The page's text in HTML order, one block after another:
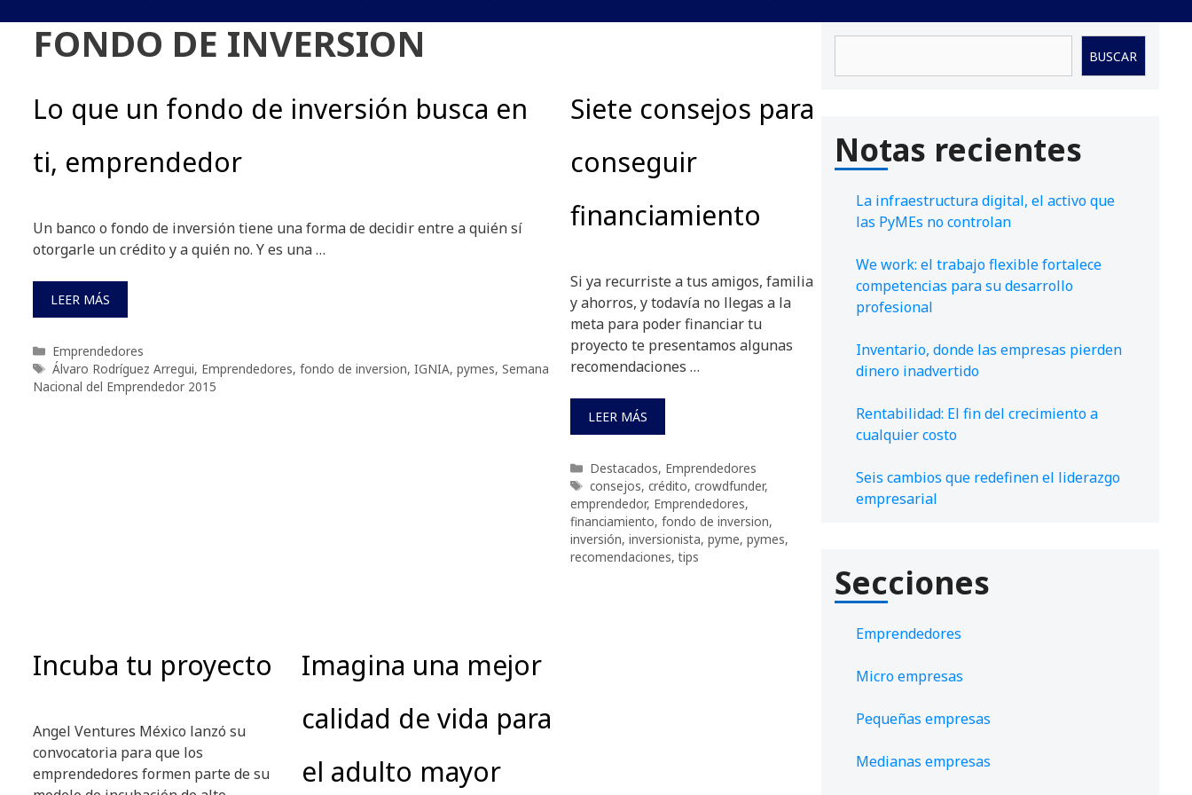
FONDO DE INVERSION
Lo que un fondo de inversión busca en
ti, emprendedor
Un banco o fondo de inversión tiene una forma de decidir entre a quién sí
otorgarle un crédito y a quién no. Y es una …
LEER MÁS
Categorías
Emprendedores
Etiquetas
Álvaro Rodríguez Arregui, Emprendedores, fondo de inversion, IGNIA, pymes, Semana
Nacional del Emprendedor 2015
Siete consejos para
conseguir
financiamiento
Si ya recurriste a tus amigos, familia
y ahorros, y todavía no llegas a la
meta para poder financiar tu
proyecto te presentamos algunas
recomendaciones …
LEER MÁS
Categorías
Destacados, Emprendedores
Etiquetas
consejos, crédito, crowdfunder,
emprendedor, Emprendedores,
financiamiento, fondo de inversion,
inversión, inversionista, pyme, pymes,
recomendaciones,tips
Incuba tu proyecto
Angel Ventures México lanzó su
convocatoria para que los
emprendedores formen parte de su
Imagina una mejor
calidad de vida para
el adulto mayor
BUSCAR
Notas recientes
La infraestructura digital, el activo que
las PyMEs no controlan
We work: el trabajo flexible fortalece
competencias para su desarrollo
profesional
Inventario, donde las empresas pierden
dinero inadvertido
Rentabilidad: El fin del crecimiento a
cualquier costo
Seis cambios que redefinen el liderazgo
empresarial
Secciones
Emprendedores
Micro empresas
Pequeñas empresas
Medianas empresas